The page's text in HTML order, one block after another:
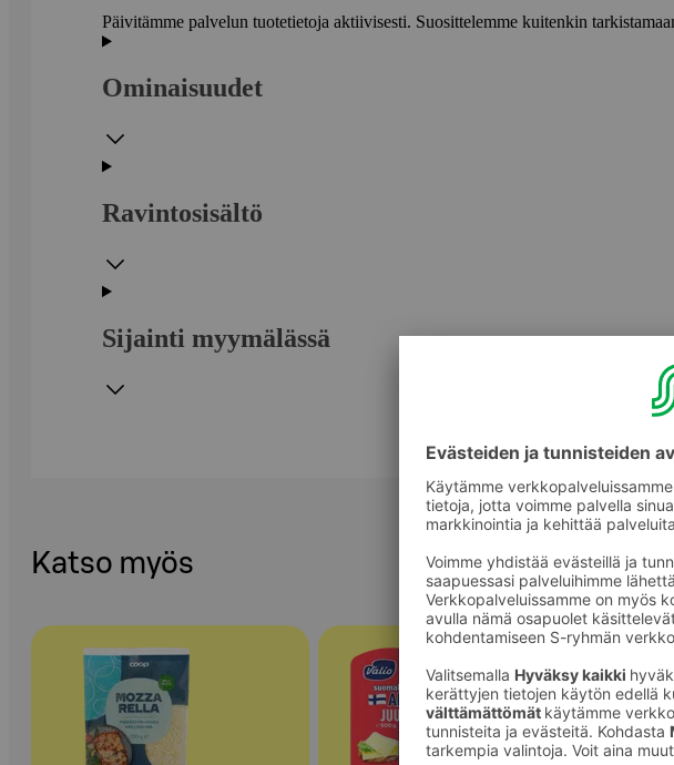
Päivitämme palvelun tuotetietoja aktiivisesti. Suosittelemme kuitenkin
Ominaisuudet
Ravintosisältö
Sijainti myymälässä
Katso myös